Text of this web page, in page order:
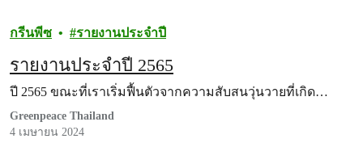
กรีนพีซ รายงานประจำปี
รายงานประจำปี 2565
ปี 2565 ขณะที่เราเริ่มฟื้นตัวจากความสับสนวุ่นวายที่เกิด…
Greenpeace Thailand
4 เมษายน 2024